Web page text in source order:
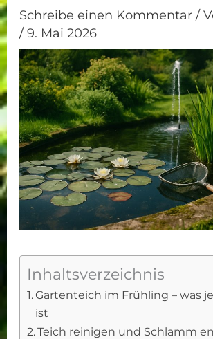
Schreibe einen Kommentar /
/9. Mai 2026
Inhaltsverzeichnis
Gartenteich im Frühling – was
ist
Teich reinigen und Schlamm